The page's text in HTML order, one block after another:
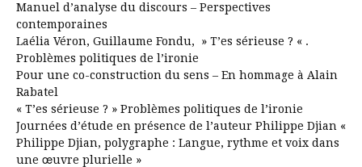
Manuel d’analyse du discours – Perspectives
contemporaines
Laélia Véron, Guillaume Fondu, » T’es sérieuse ? « .
Problèmes politiques de l’ironie
Pour une co-construction du sens – En hommage à Alain
Rabatel
« T’es sérieuse ? » Problèmes politiques de l’ironie
Journées d’étude en présence de l’auteur Philippe Djian «
Philippe Djian, polygraphe : Langue, rythme et voix dans
une œuvre plurielle »